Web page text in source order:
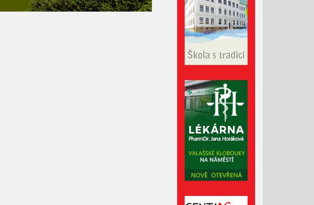
Srpen 2023
Červenec 2023
Červen 2023
Květen 2023
Duben 2023
Březen 2023
Únor 2023
Leden 2023
Prosinec 2022
Listopad 2022
Říjen 2022
Srpen 2022
Červenec 2022